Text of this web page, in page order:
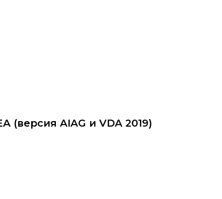
(версия AIAG и VDA 2019)